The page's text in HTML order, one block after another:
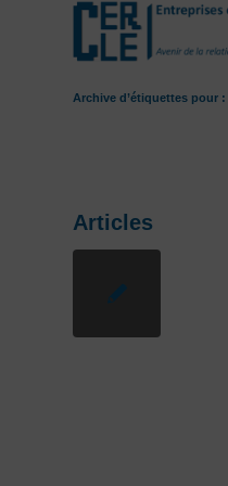
Archive d’étiquettes pour
Articles